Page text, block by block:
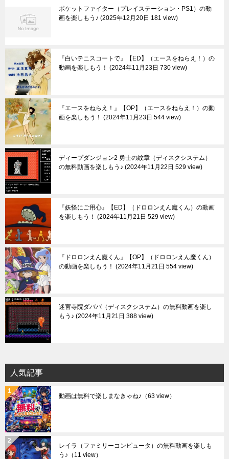
ポケットファイター（プレイステーション・PS1）の動
画を楽しもう♪ 2025年12月20日 181 view
『白いテニスコートで』【ED】（エースをねらえ！）の
動画を楽しもう！
2024年11月23日 730 view
『エースをねらえ！』【OP】（エースをねらえ！）の動
画を楽しもう！
2024年11月23日 544 view
ディープダンジョン2 勇士の紋章（ディスクシステム）
の無料動画を楽しもう♪ 2024年11月22日 529 view
『妖怪にご用心』【ED】（ドロロンえん魔くん）の動画
を楽しもう！
2024年11月21日 529 view
『ドロロンえん魔くん』【OP】（ドロロンえん魔くん）
の動画を楽しもう！
2024年11月21日 554 view
迷宮寺院ダババ（ディスクシステム）の無料動画を楽し
もう♪ 2024年11月21日 388 view
人気記事
動画は無料で楽しまなきゃね♪ （63 view）
レイラ（ファミリーコンピュータ）の無料動画を楽しも
う♪ （11 view）